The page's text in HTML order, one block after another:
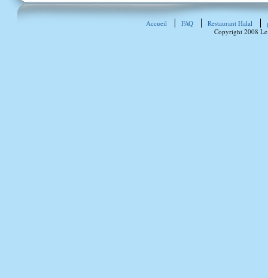
Accueil FAQ Restaurant Halal
Copyright 2008